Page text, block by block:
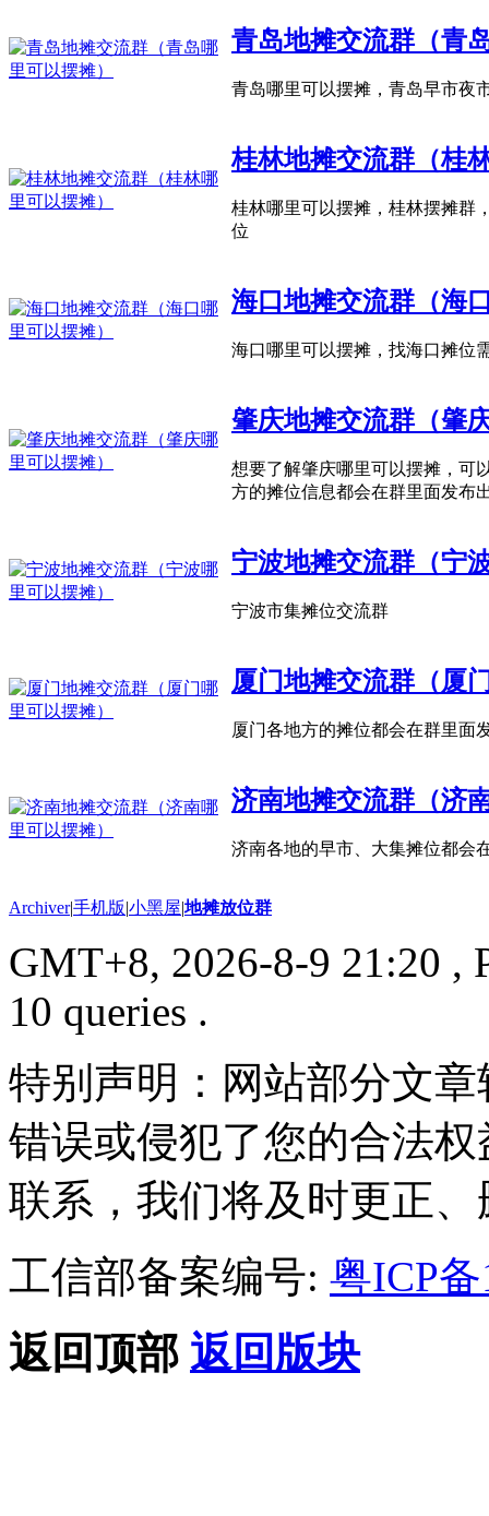
青岛地摊交流群（青
青岛哪里可以摆摊，青岛早市夜
桂林地摊交流群（桂
桂林哪里可以摆摊，桂林摆摊群
位
海口地摊交流群（海
海口哪里可以摆摊，找海口摊位
肇庆地摊交流群（肇
想要了解肇庆哪里可以摆摊，可
方的摊位信息都会在群里面发布
宁波地摊交流群（宁
宁波市集摊位交流群
厦门地摊交流群（厦
厦门各地方的摊位都会在群里面
济南地摊交流群（济
济南各地的早市、大集摊位都会
Archiver|手机版|小黑屋|地摊放位群
GMT+8, 2026-8-9 21:20 ,
10 queries .
特别声明：网站部分文
错误或侵犯了您的合法
联系，我们将及时更正
工信部备案编号: 粤ICP
返回顶部 返回版块